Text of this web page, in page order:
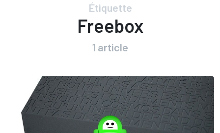
Étiquette
Freebox
1 article